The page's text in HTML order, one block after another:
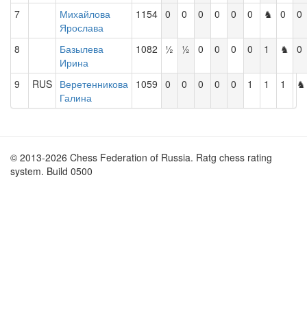
7
Михайлова
Ярослава
1154 0 0 0 0 0 0 ♞ 0 0
8
Базылева
Ирина
1082 ½ ½ 0 0 0 0 1 ♞ 0
9 RUS Веретенникова
Галина
1059 0 0 0 0 0 1 1 1 ♞
© 2013-2026 Chess Federation of Russia. Ratg chess rating
system. Build 0500